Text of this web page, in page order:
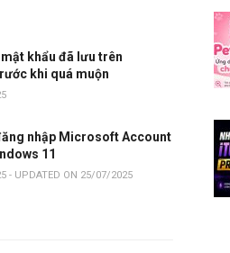
khẩu đã lưu trên
khi quá muộn
nhập Microsoft Account
11
- UPDATED ON 25/07/2025